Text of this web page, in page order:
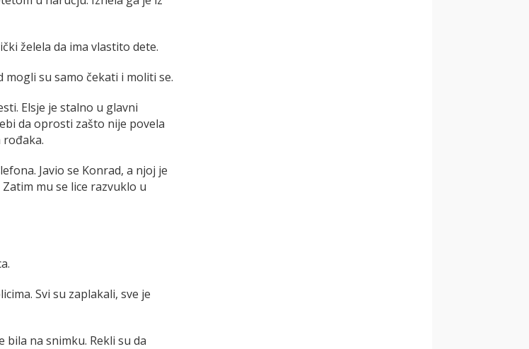
želela da ima vlastito dete.
su samo čekati i moliti se.
Elsje je stalno u glavni
da oprosti zašto nije povela
rođaka.
Javio se Konrad, a njoj je
mu se lice razvuklo u
Svi su zaplakali, sve je
bila na snimku. Rekli su da